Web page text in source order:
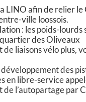
LINO afin de relier le
ville loossois.
: les poids-
des Oliveaux
liaisons vélo plus,
des
en libre-service
de l’autopartage par